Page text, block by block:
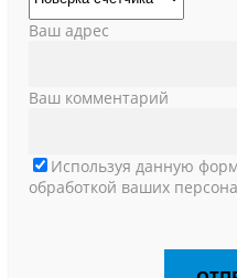
Ваш адрес
Ваш комментарий
Используя данную
обработкой ваших